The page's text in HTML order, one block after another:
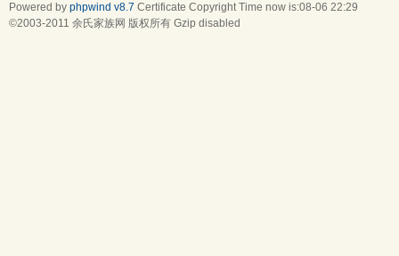
Powered by phpwind v8.7 Certificate Copyright Time now is:08-06 22:29
©2003-2011 余氏家族网 版权所有 Gzip disabled